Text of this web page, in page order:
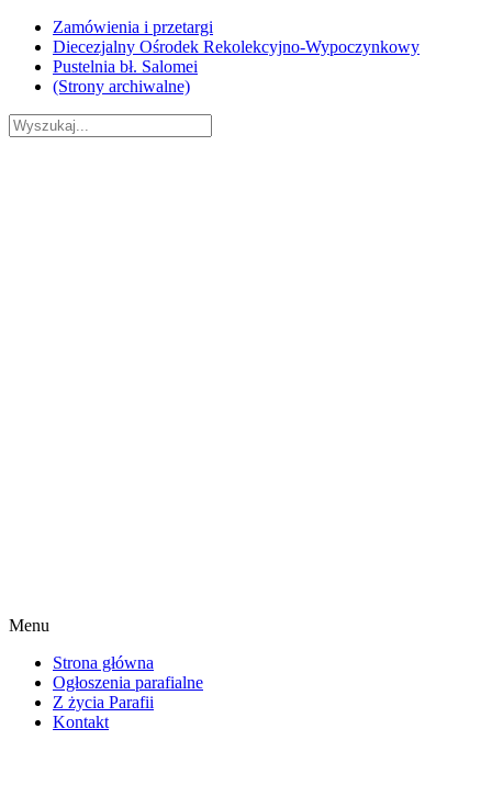
Skip
content
Zamówienia i przetargi
Diecezjalny Ośrodek Rekolekcyjno-Wypoczynkowy
Pustelnia bł. Salomei
(Strony archiwalne)
Menu
Strona główna
Ogłoszenia parafialne
Z życia Parafii
Kontakt